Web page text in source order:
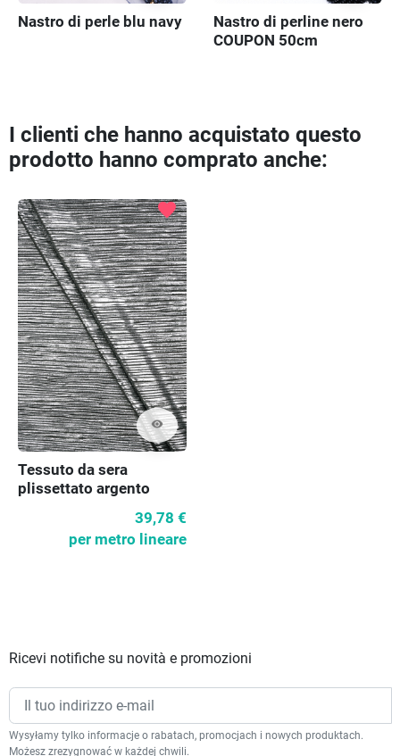
Nastro di perle blu navy
Nastro di perline nero
COUPON 50cm
I clienti che hanno acquistato questo
prodotto hanno comprato anche:
visibility
favorite
Tessuto da sera
plissettato argento
39,78 €
per metro lineare
Ricevi notifiche su novità e promozioni
Wysyłamy tylko informacje o rabatach, promocjach i nowych produktach.
Możesz zrezygnować w każdej chwili.